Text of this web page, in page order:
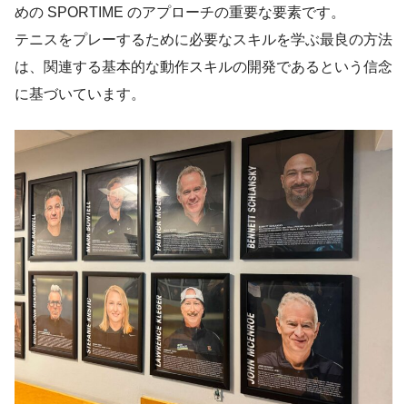
めの SPORTIME のアプローチの重要な要素です。
テニスをプレーするために必要なスキルを学ぶ最良の方法
は、関連する基本的な動作スキルの開発であるという信念
に基づいています。